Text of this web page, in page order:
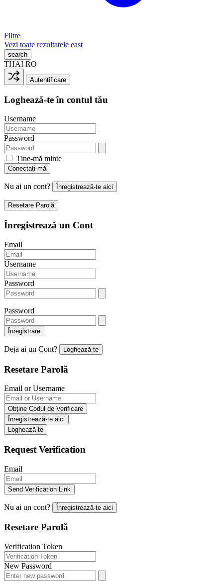
Filtre
Vezi toate rezultatele east
search
THAI RO
Autentificare
Loghează-te în contul tău
Username
Password
Ține-mă minte
Conectați-mă
Nu ai un cont? Înregistrează-te aici
Resetare Parolă
Înregistrează un Cont
Email
Username
Password
Password
Înregistrare
Deja ai un Cont? Loghează-te
Resetare Parolă
Email or Username
Obține Codul de Verificare
Înregistrează-te aici
Loghează-te
Request Verification
Email
Send Verification Link
Nu ai un cont? Înregistrează-te aici
Resetare Parolă
Verification Token
New Password